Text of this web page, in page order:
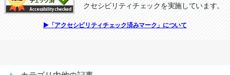
追加情報：アクセシビリティチェック
クセシビリティチェックを実施しています。
▶「アクセシビリティチェック済みマーク」について